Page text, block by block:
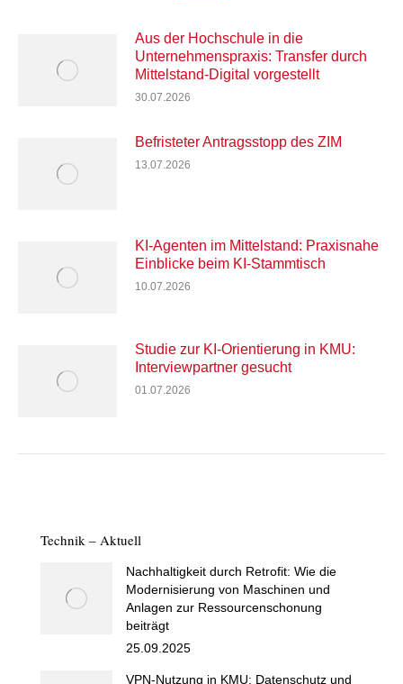
Aus der Hochschule in die
Unternehmenspraxis: Transfer durch
Mittelstand-Digital vorgestellt
30.07.2026
Befristeter Antragsstopp des ZIM
13.07.2026
KI-Agenten im Mittelstand: Praxisnahe
Einblicke beim KI-Stammtisch
10.07.2026
Studie zur KI-Orientierung in KMU:
Interviewpartner gesucht
01.07.2026
Technik – Aktuell
Nachhaltigkeit durch Retrofit: Wie die
Modernisierung von Maschinen und
Anlagen zur Ressourcenschonung
beiträgt
25.09.2025
VPN-Nutzung in KMU: Datenschutz und